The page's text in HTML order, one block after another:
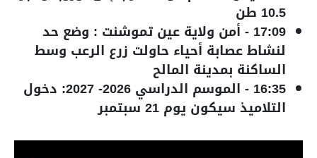
10.5 طن
17:09
- أمن ولاية عين تموشنت : وضع حد
لنشاط عصابة أحياء حاولت زرع الرعب وسط
الساكنة بمدينة المالح
16:35
- الموسم الدراسي 2026- 2027: دخول
التلاميذ سيكون يوم 21 سبتمبر